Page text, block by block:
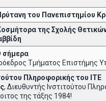
του Πανεπιστημίου
της Σχολής
σήμερα
Τμήματος Επιστήμης
Πληροφορικής του ΙΤΕ
, Διευθυντής Ινστιτούτου
της τάξης 1984!